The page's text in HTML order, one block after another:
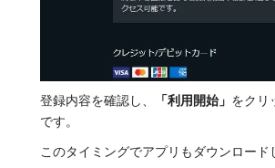
登録内容を確認し、 「利用開始」 をクリ
です。
このタイミングでアプリもダウンロード